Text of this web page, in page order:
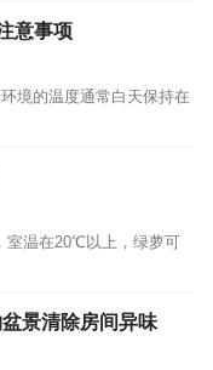
意事项
境的温度通常白天保持在
室温在20℃以上，绿萝可
景清除房间异味